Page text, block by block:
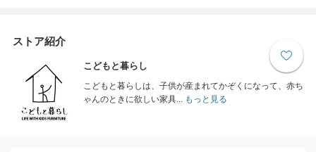
ストア紹介
こどもと暮らし
こどもと暮らしは、子供が産まれてかぞくになって、赤ち
ゃんのときに欲しい家具...もっと見る